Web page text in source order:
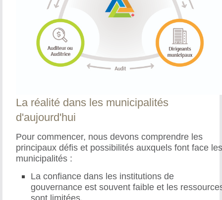
La réalité dans les municipalités
d'aujourd'hui
Pour commencer, nous devons comprendre les
principaux défis et possibilités auxquels font face
municipalités :
La confiance dans les institutions de
gouvernance est souvent faible et les
sont limitées.